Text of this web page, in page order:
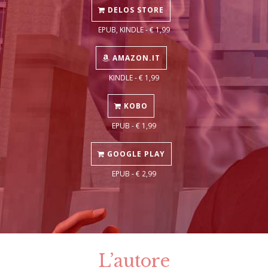
DELOS STORE
EPUB, KINDLE - € 1,99
AMAZON.IT
KINDLE - € 1,99
KOBO
EPUB - € 1,99
GOOGLE PLAY
EPUB - € 2,99
L’autore